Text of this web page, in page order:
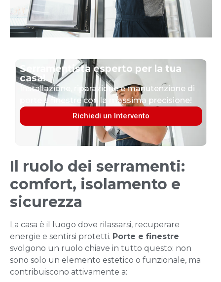
Serramentista esperto per la tua
casa!
Installazione, riparazione e manutenzione di
porte e finestre con la massima precisione!
Richiedi un Intervento
Il ruolo dei serramenti:
comfort, isolamento e
sicurezza
La casa è il luogo dove rilassarsi, recuperare
energie e sentirsi protetti. Porte e finestre
svolgono un ruolo chiave in tutto questo: non
sono solo un elemento estetico o funzionale, ma
contribuiscono attivamente a: